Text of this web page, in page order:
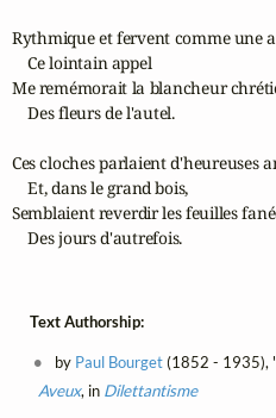
Rythmique et fervent comme une
    Ce lointain appel
Me remémorait la blancheur
    Des fleurs de l'autel.
Ces cloches parlaient d'heureuses
    Et, dans le grand bois,
Semblaient reverdir les feuilles
    Des jours d'autrefois.
Text Authorship:
by Paul Bourget(1852 - 1935),
Aveux, in Dilettantisme